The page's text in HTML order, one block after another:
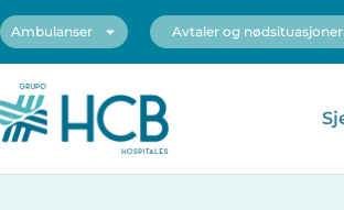
Ambulanser Avtaler og nødsituasjoner